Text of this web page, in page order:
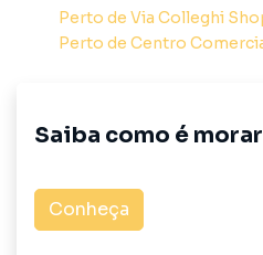
sair do condomínio;
sustentabilidade com Painéis
áreas comuns, sistema
Perto de Via Colleghi
Perto de Centro
Saiba como é
Conheça